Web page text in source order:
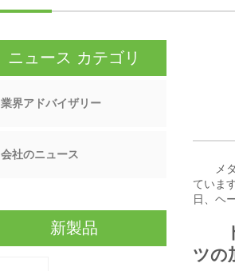
ニュース カテゴリ
業界アドバイザリー
会社のニュース
新製品